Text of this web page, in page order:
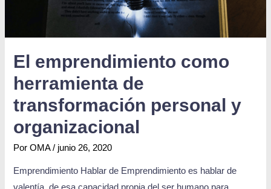
El emprendimiento como
herramienta de
transformación personal y
organizacional
PorOMA / junio 26, 2020
Emprendimiento Hablar de Emprendimiento es hablar de